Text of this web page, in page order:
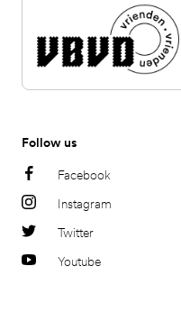
Follow us
Facebook
Instagram
Twitter
Youtube